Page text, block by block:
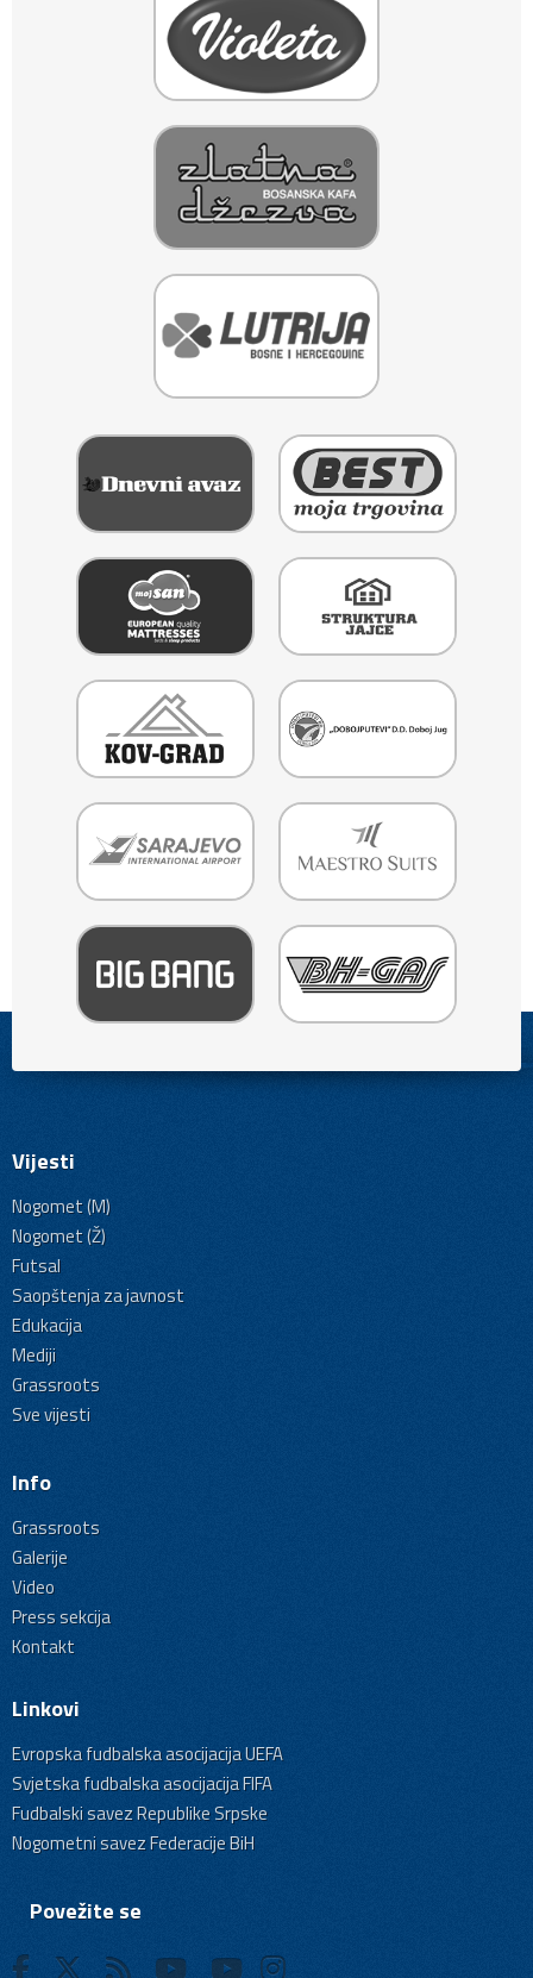
Vijesti
Nogomet (M)
Nogomet (Ž)
Futsal
Saopštenja za javnost
Edukacija
Mediji
Grassroots
Sve vijesti
Info
Grassroots
Galerije
Video
Press sekcija
Kontakt
Linkovi
Evropska fudbalska asocijacija UEFA
Svjetska fudbalska asocijacija FIFA
Fudbalski savez Republike Srpske
Nogometni savez Federacije BiH
Povežite se